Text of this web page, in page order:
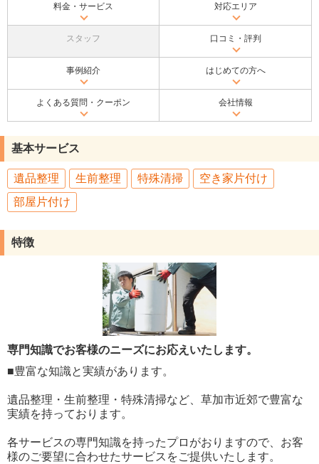
料金・サービス 対応エリア
スタッフ 口コミ・評判
事例紹介 はじめての方へ
よくある質問・クーポン 会社情報
基本サービス
遺品整理 生前整理 特殊清掃
空き家片付け
部屋片付け
特徴
専門知識でお客様のニーズにお応えいたします。
■豊富な知識と実績があります。
遺品整理・生前整理・特殊清掃など、草加市近郊で豊富な
実績を持っております。
各サービスの専門知識を持ったプロがおりますので、お客
様のご要望に合わせたサービスをご提供いたします。